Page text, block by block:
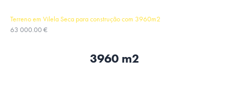
Terreno em Vilela Seca para construção com 3960m2
63 000.00 €
3960 m2